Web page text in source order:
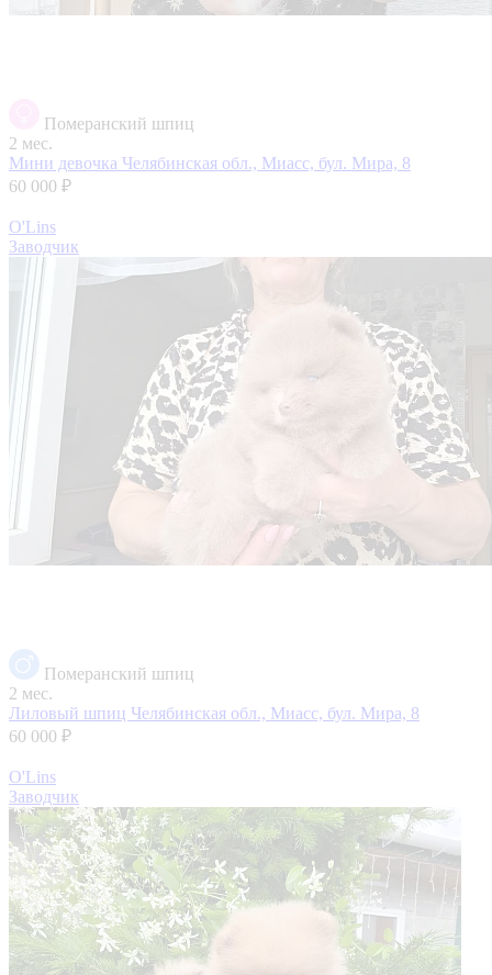
Померанский шпиц
2 мес.
Мини девочка Челябинская обл., Миасс, бул. Мира, 8
60 000 ₽
O'Lins
Заводчик
Померанский шпиц
2 мес.
Лиловый шпиц Челябинская обл., Миасс, бул. Мира, 8
60 000 ₽
O'Lins
Заводчик